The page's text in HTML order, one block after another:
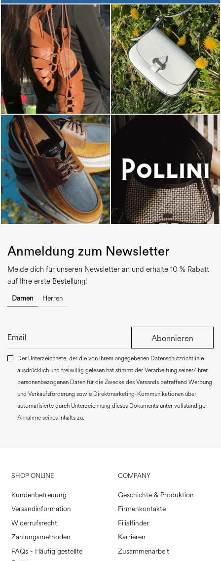
Anmeldung zum Newsletter
Melde dich für unseren Newsletter an und erhalte 10 % Rabatt
auf Ihre erste Bestellung!
Damen Herren
Abonnieren
Der Unterzeichnete, der die von Ihrem angegebenen Datenschutzrichtlinie
ausdrücklich und freiwillig gelesen hat stimmt der Verarbeitung seiner/ihrer
personenbezogenen Daten für die Zwecke des Versands betreffend Werbung
und Verkaufsförderung sowie Direktmarketing-Kommunikationen über
automatisierte durch Unterzeichnung dieses Dokuments unter vollständiger
Annahme seines Inhalts zu.
SHOP ONLINE
Kundenbetreuung
Versandinformation
Widerrufsrecht
Zahlungsmethoden
FAQs - Häufig gestellte
COMPANY
Geschichte & Produktion
Firmenkontakte
Filialfinder
Karrieren
Zusammenarbeit